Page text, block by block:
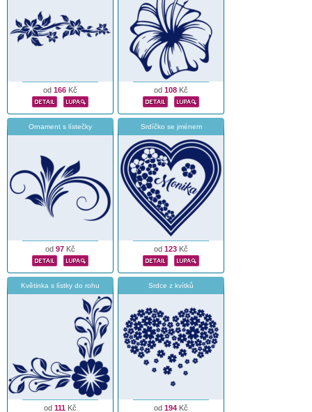
od 166 Kč od 108 Kč
Ornament s lístečky
od 97 Kč
Srdíčko se jménem
od 123 Kč
Květinka s lístky do rohu
od 111 Kč
Srdce z kvítků
od 194 Kč